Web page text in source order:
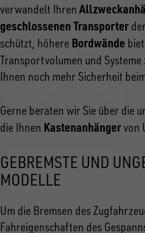
verwandelt Ihren
geschlossenen Transporter
schützt, höhere Bordwände
Transportvolumen und Systeme
Ihnen noch mehr Sicherheit
Gerne beraten wir Sie über die
die Ihnen Kastenanhängervon
GEBREMSTE UND
MODELLE
Um die Bremsen des
Fahreigenschaften des